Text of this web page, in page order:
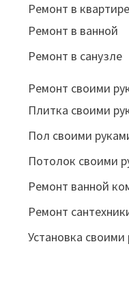
Ремонт в квартире
Ремонт в ванной
Ремонт в санузле
Ремонт своими
Плитка своими
Пол своими
Потолок своими
Ремонт ванной
Ремонт
Установка своими